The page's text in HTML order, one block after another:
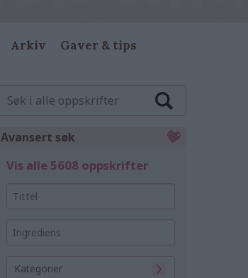
Arkiv Gaver & tips
Avansert søk
Vis alle 5608 oppskrifter
Kategorier